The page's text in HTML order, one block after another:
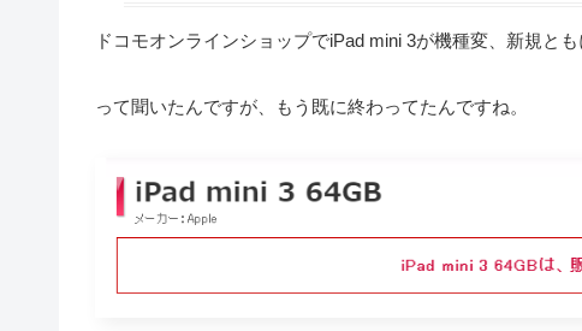
ドコモオンラインショップでiPad mini 3が機種変、新規と
って聞いたんですが、もう既に終わってたんですね。